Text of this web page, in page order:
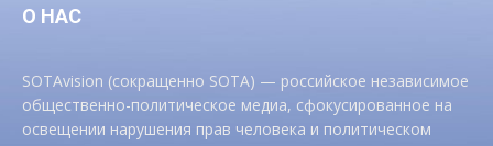
О НАС
SOTAvision (сокращенно SOTA) — российское независимое
общественно-политическое медиа, сфокусированное на
освещении нарушения прав человека и политическом